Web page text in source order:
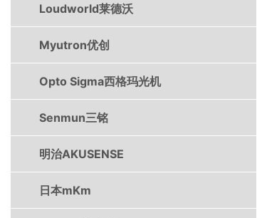
Loudworld莱德沃
Myutron优创
Opto Sigma西格玛光机
Senmun三铭
明治AKUSENSE
日本mKm